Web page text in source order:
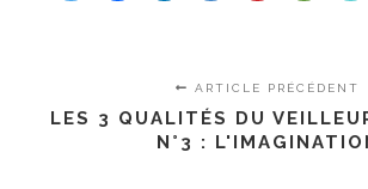
ARTICLE PRÉCÉDENT
LES 3 QUALITÉS DU
N°3 :